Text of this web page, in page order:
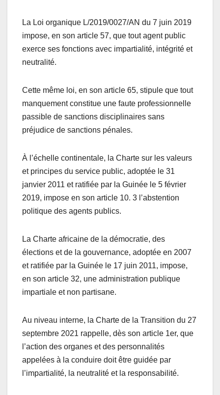
La Loi organique L/2019/0027/AN du 7 juin 2019
impose, en son article 57, que tout agent public
exerce ses fonctions avec impartialité, intégrité et
neutralité.
Cette même loi, en son article 65, stipule que tout
manquement constitue une faute professionnelle
passible de sanctions disciplinaires sans
préjudice de sanctions pénales.
À l’échelle continentale, la Charte sur les valeurs
et principes du service public, adoptée le 31
janvier 2011 et ratifiée par la Guinée le 5 février
2019, impose en son article 10. 3 l’abstention
politique des agents publics.
La Charte africaine de la démocratie, des
élections et de la gouvernance, adoptée en 2007
et ratifiée par la Guinée le 17 juin 2011, impose,
en son article 32, une administration publique
impartiale et non partisane.
Au niveau interne, la Charte de la Transition du 27
septembre 2021 rappelle, dès son article 1er, que
l’action des organes et des personnalités
appelées à la conduire doit être guidée par
l’impartialité, la neutralité et la responsabilité.